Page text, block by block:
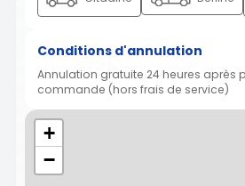
Conditions d'annulation
Annulation gratuite 24 heures après
commande (hors frais de service)
+
−